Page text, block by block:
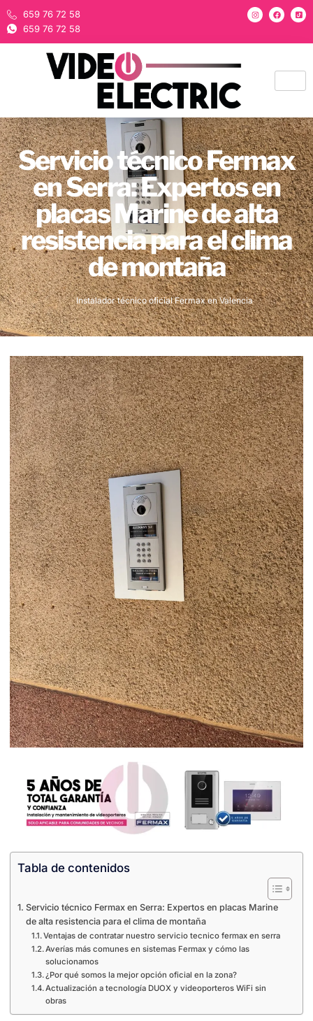
659 76 72 58
659 76 72 58
Servicio técnico Fermax
en Serra: Expertos en
placas Marine de alta
resistencia para el clima
de montaña
Instalador técnico oficial Fermax en Valencia
Tabla de contenidos
Servicio técnico Fermax en Serra: Expertos en placas Marine
de alta resistencia para el clima de montaña
Ventajas de contratar nuestro servicio tecnico fermax en serra
Averías más comunes en sistemas Fermax y cómo las
solucionamos
¿Por qué somos la mejor opción oficial en la zona?
Actualización a tecnología DUOX y videoporteros WiFi sin
obras